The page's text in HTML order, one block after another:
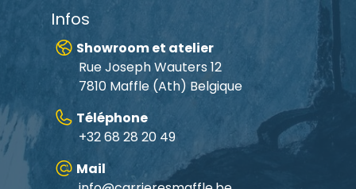
Infos
Showroom et atelier
Rue Joseph Wauters 12
7810 Maffle (Ath) Belgique
Téléphone
+32 68 28 20 49
Mail